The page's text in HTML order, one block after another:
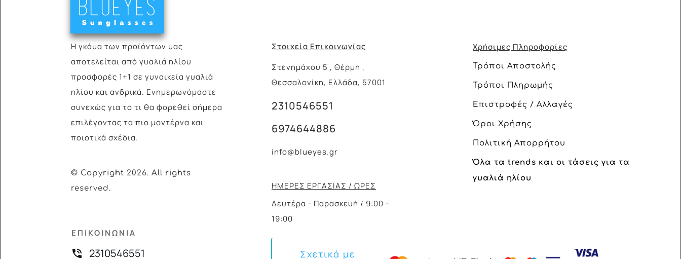
Η γκάμα των προϊόντων μας
αποτελείται από γυαλιά ηλίου
προσφορές 1+1 σε γυναικεία γυαλιά
ηλίου και ανδρικά. Ενημερωνόμαστε
συνεχώς για το τι θα φορεθεί σήμερα
επιλέγοντας τα πιο μοντέρνα και
ποιοτικά σχέδια.
© Copyright 2026. All rights
reserved.
ΕΠΙΚΟΙΝΩΝΙΑ
2310546551
Στοιχεία Επικοινωνίας
Στενημάχου 5 , Θέρμη ,
Θεσσαλονίκη, Ελλάδα, 57001
2310546551
6974644886
info@blueyes.gr
ΗΜΕΡΕΣ ΕΡΓΑΣΙΑΣ / ΩΡΕΣ
Δευτέρα - Παρασκευή / 9:00 -
19:00
Σχετικά με
Χρήσιμες Πληροφορίες
Τρόποι Αποστολής
Τρόποι Πληρωμής
Επιστροφές / Αλλαγές
Όροι Χρήσης
Πολιτική Απορρήτου
Όλα τα trends και οι τάσεις για τα
γυαλιά ηλίου